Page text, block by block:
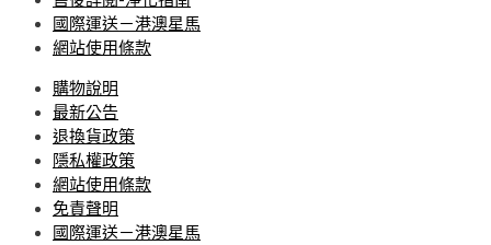
國際運送－港澳星馬
網站使用條款
購物說明
最新公告
退換貨政策
隱私權政策
網站使用條款
免責聲明
國際運送－港澳星馬